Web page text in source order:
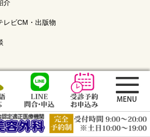
介
レビCM・出版物
ついて
リフト体験記